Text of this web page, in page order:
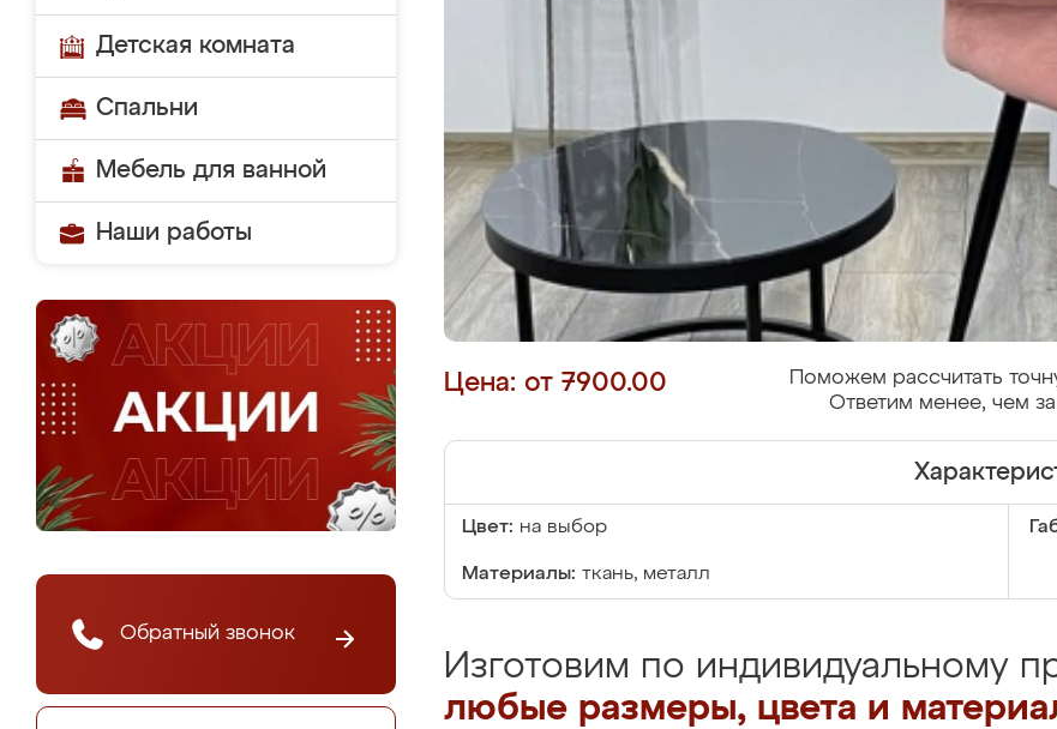
Детская комната
Спальни
Мебель для ванной
Наши работы
Обратный звонок
Цена: от 7900.00
Поможем рассчитать
Ответим менее, чем
Цвет: на выбор
Материалы: ткань, металл
Изготовим по индивидуальному
любые размеры, цвета и